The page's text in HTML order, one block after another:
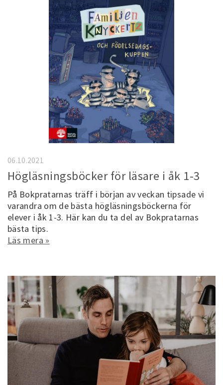
Högläsningsböcker för läsare i åk 1-3
På Bokpratarnas träff i början av veckan tipsade vi
varandra om de bästa högläsningsböckerna för
elever i åk 1-3. Här kan du ta del av Bokpratarnas
bästa tips.
Läs mera »
06.10.2021